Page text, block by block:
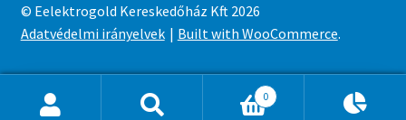
© Eelektrogold Kereskedőház Kft 2026
Adatvédelmi irányelvek
Built with WooCommerce.
0
Ajánlatkosár 0